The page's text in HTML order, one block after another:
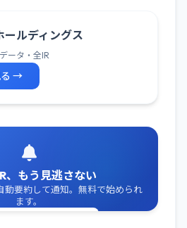
ールディングス
ータ・全IR
る →
、もう見逃さない
要約して通知。無料で始められ
ます。